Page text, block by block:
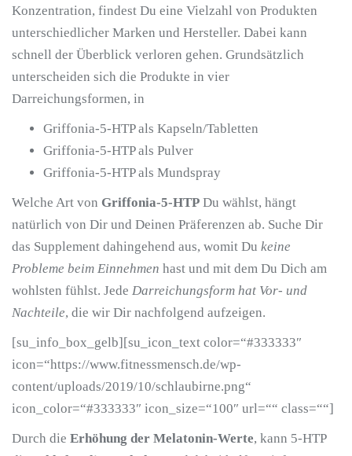
Konzentration, findest Du eine Vielzahl von Produkten
unterschiedlicher Marken und Hersteller. Dabei kann
schnell der Überblick verloren gehen. Grundsätzlich
unterscheiden sich die Produkte in vier
Darreichungsformen, in
Griffonia-5-HTP als Kapseln/Tabletten
Griffonia-5-HTP als Pulver
Griffonia-5-HTP als Mundspray
Welche Art von Griffonia-5-HTP Du wählst, hängt
natürlich von Dir und Deinen Präferenzen ab. Suche Dir
das Supplement dahingehend aus, womit Du keine
Probleme beim Einnehmen hast und mit dem Du Dich am
wohlsten fühlst. Jede Darreichungsform hat Vor- und
Nachteile, die wir Dir nachfolgend aufzeigen.
[su_info_box_gelb][su_icon_text color=“#333333″
icon=“https://www.fitnessmensch.de/wp-
content/uploads/2019/10/schlaubirne.png“
icon_color=“#333333″ icon_size=“100″ url=““ class=““]
Durch die Erhöhung der Melatonin-Werte, kann 5-HTP